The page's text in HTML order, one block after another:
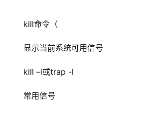
kill命令（
显示当前系统可用信号
kill –l或trap -l
常用信号